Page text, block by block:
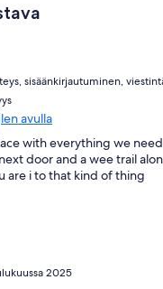
sisäänkirjautuminen,
avulla
with everything we
door and a wee trail
are i to that kind of thing
2025